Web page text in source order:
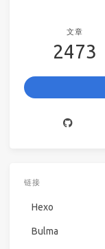
文章
2473
链接
Hexo
Bulma